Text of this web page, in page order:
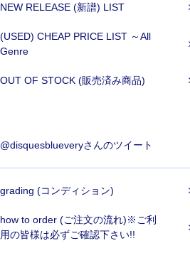
NEW RELEASE (新譜) LIST
(USED) CHEAP PRICE LIST ～All
Genre
OUT OF STOCK (販売済み商品)
@disquesblueveryさんのツイート
grading (コンディション)
how to order (ご注文の流れ)※ご利
用の皆様は必ずご確認下さい!!